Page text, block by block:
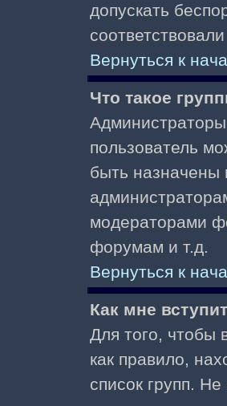
допускать
Вернуться к
Что такое
пользователь
быть назначены
модераторами
форумам и т.д.
Вернуться к
Как мне
Для того, чтобы
как правило,
список групп. Не